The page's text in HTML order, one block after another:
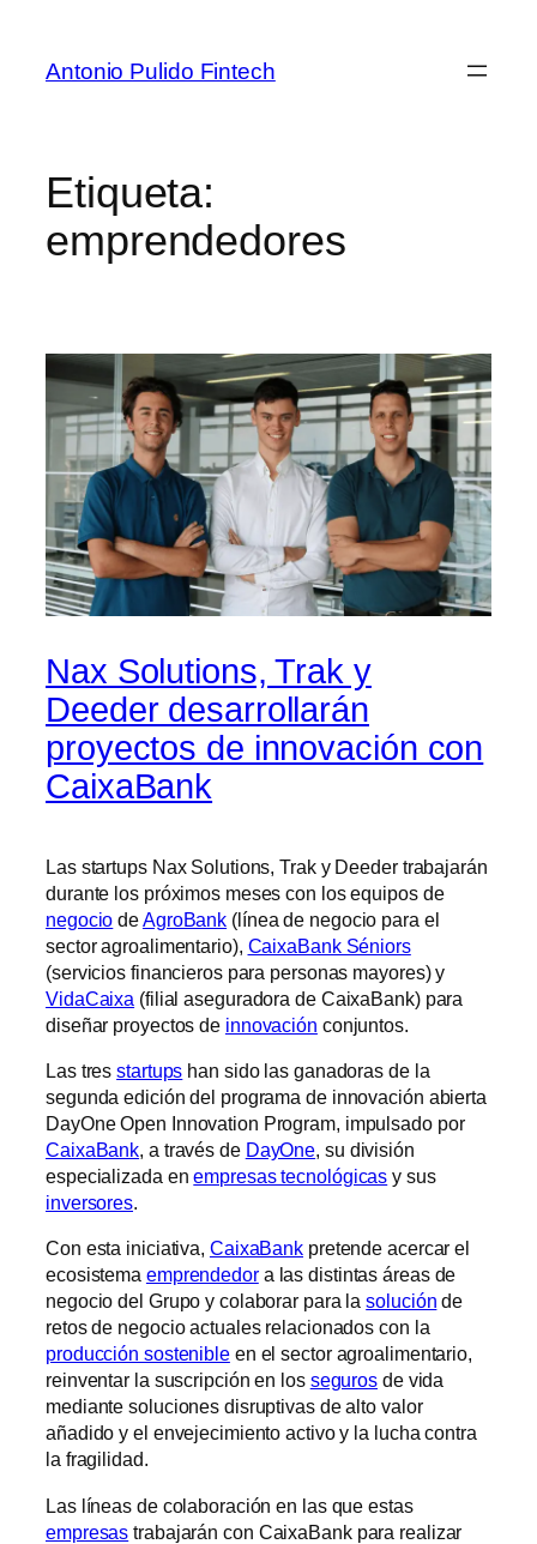
Antonio Pulido Fintech
Etiqueta:
emprendedores
Nax Solutions, Trak y
Deeder desarrollarán
proyectos de innovación con
CaixaBank
Las startups Nax Solutions, Trak y Deeder trabajarán
durante los próximos meses con los equipos de
negocio deAgroBank (línea de negocio para el
sector agroalimentario), CaixaBank Séniors
(servicios financieros para personas mayores) y
VidaCaixa (filial aseguradora de CaixaBank) para
diseñar proyectos de innovación conjuntos.
Las tresstartups han sido las ganadoras de la
segunda edición del programa de innovación abierta
DayOne Open Innovation Program, impulsado por
CaixaBank, a través de DayOne, su división
especializada enempresas tecnológicas y sus
inversores.
Con esta iniciativa, CaixaBank pretende acercar el
ecosistema emprendedora las distintas áreas de
negocio del Grupo y colaborar para lasolución de
retos de negocio actuales relacionados con la
producción sostenibleen el sector agroalimentario,
reinventar la suscripción en los seguros de vida
mediante soluciones disruptivas de alto valor
añadido y el envejecimiento activo y la lucha contra
la fragilidad.
Las líneas de colaboración en las que estas
empresas trabajarán con CaixaBank para realizar